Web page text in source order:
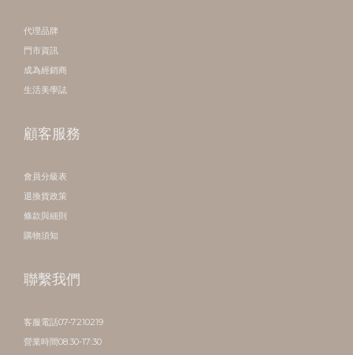
代理品牌
門市資訊
成為經銷商
生活美學誌
顧客服務
會員分級表
退換貨政策
條款與細則
購物須知
聯繫我們
客服電話07-7210219
營業時間08:30-17:30